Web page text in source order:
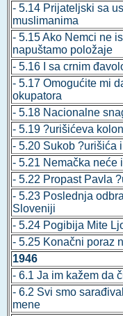
- 5.14 Prijateljski sa
muslimanima
- 5.15 Ako Nemci ne
napuštamo položaje
- 5.16 I sa crnim
- 5.17 Omogućite mi
okupatora
- 5.18 Nacionalne
- 5.19 ?urišićeva
- 5.20 Sukob ?urišića
- 5.21 Nemačka neće
- 5.22 Propast Pavla
- 5.23 Poslednja
Sloveniji
- 5.24 Pogibija Mite
- 5.25 Konačni poraz
1946
- 6.1 Ja im kažem da
- 6.2 Svi smo
mene